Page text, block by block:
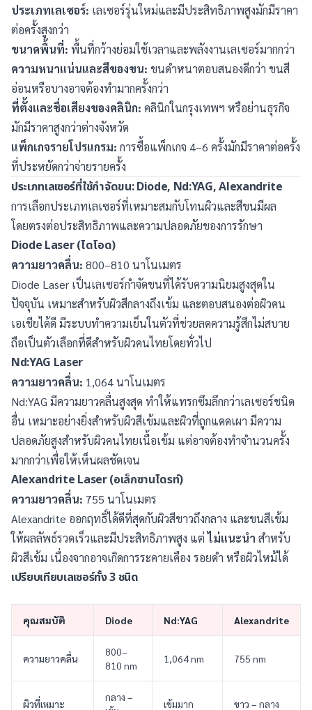
ประเภทเลเซอร์: เลเซอร์รุ่นใหม่และมีประสิทธิภาพสูงมักมีราคา
ต่อครั้งสูงกว่า
ขนาดพื้นที่: พื้นที่กว้างย่อมใช้เวลาและพลังงานเลเซอร์มากกว่า
ความหนาแน่นและสีของขน: ขนดำหนาตอบสนองดีกว่า ขนสี
อ่อนหรือบางอาจต้องทำมากครั้งกว่า
ที่ตั้งและชื่อเสียงของคลินิก: คลินิกในกรุงเทพฯ หรือย่านธุรกิจ
มักมีราคาสูงกว่าต่างจังหวัด
แพ็กเกจรายโปรแกรม: การซื้อแพ็กเกจ 4–6 ครั้งมักมีราคาต่อครั้ง
ที่ประหยัดกว่าจ่ายรายครั้ง
ประเภทเลเซอร์ที่ใช้กำจัดขน: Diode, Nd:YAG, Alexandrite
การเลือกประเภทเลเซอร์ที่เหมาะสมกับโทนผิวและสีขนมีผล
โดยตรงต่อประสิทธิภาพและความปลอดภัยของการรักษา
Diode Laser (ไดโอด)
ความยาวคลื่น: 800–810 นาโนเมตร
Diode Laser เป็นเลเซอร์กำจัดขนที่ได้รับความนิยมสูงสุดใน
ปัจจุบัน เหมาะสำหรับผิวสีกลางถึงเข้ม และตอบสนองต่อผิวคน
เอเชียได้ดี มีระบบทำความเย็นในตัวที่ช่วยลดความรู้สึกไม่สบาย
ถือเป็นตัวเลือกที่ดีสำหรับผิวคนไทยโดยทั่วไป
Nd:YAG Laser
ความยาวคลื่น: 1,064 นาโนเมตร
Nd:YAG มีความยาวคลื่นสูงสุด ทำให้แทรกซึมลึกกว่าเลเซอร์ชนิด
อื่น เหมาะอย่างยิ่งสำหรับผิวสีเข้มและผิวที่ถูกแดดเผา มีความ
ปลอดภัยสูงสำหรับผิวคนไทยเนื้อเข้ม แต่อาจต้องทำจำนวนครั้ง
มากกว่าเพื่อให้เห็นผลชัดเจน
Alexandrite Laser (อเล็กซานไดรท์)
ความยาวคลื่น: 755 นาโนเมตร
Alexandrite ออกฤทธิ์ได้ดีที่สุดกับผิวสีขาวถึงกลาง และขนสีเข้ม
ให้ผลลัพธ์รวดเร็วและมีประสิทธิภาพสูง แต่ ไม่แนะนำ สำหรับ
ผิวสีเข้ม เนื่องจากอาจเกิดการระคายเคือง รอยดำ หรือผิวไหม้ได้
เปรียบเทียบเลเซอร์ทั้ง 3 ชนิด
คุณสมบัติ Diode Nd:YAG Alexandrite
ความยาวคลื่น
800–
810 nm
1,064 nm 755 nm
ผิวที่เหมาะ
กลาง –
เข้มมาก ขาว – กลาง